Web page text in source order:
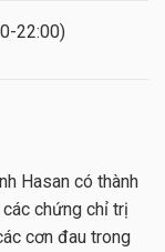
22:00)
Hasan có thành
chứng chỉ trị
cơn đau trong